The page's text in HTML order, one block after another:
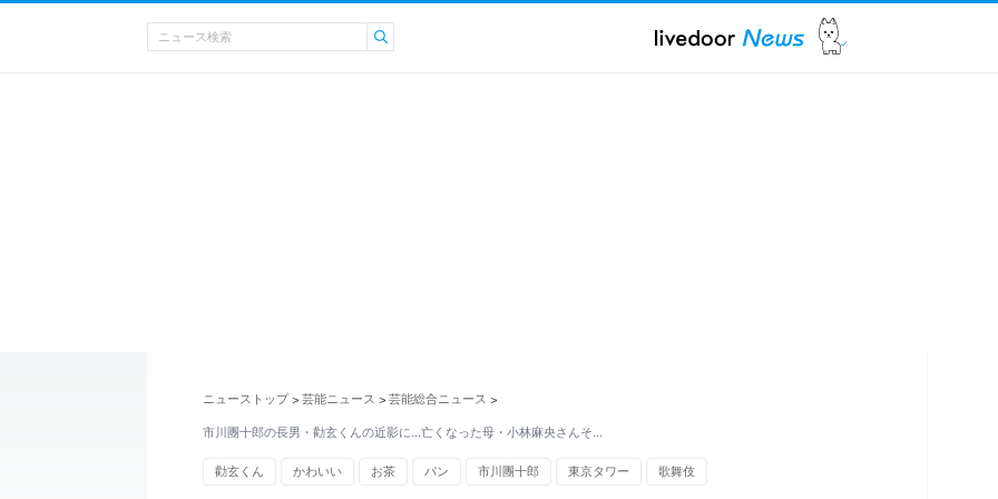
ニューストップ > 芸能ニュース > 芸能総合ニュース >
市川團十郎の長男・勸玄くんの近影に…亡くなった母・小林麻央さんそ…
勸玄くん かわいい お茶 パン 市川團十郎 東京タワー 歌舞伎